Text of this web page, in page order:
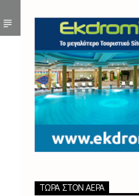
ΤΏΡΑ ΣΤΟΝ ΑΈΡΑ